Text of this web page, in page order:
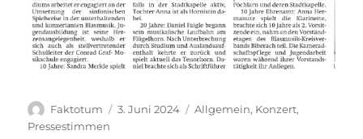
Autor
Faktotum
Veröffentlicht
3. Juni 2024 Kategorien
Allgemein, Konzert,
Pressestimmen